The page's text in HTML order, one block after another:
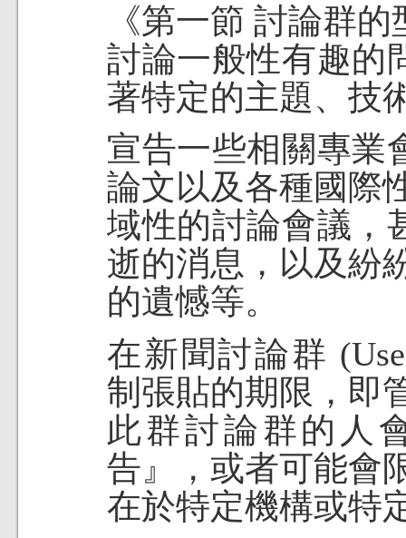
《第一節 討論群
討論一般性有趣的
著特定的主題、技
宣告一些相關專業
論文以及各種國際
域性的討論會議，
逝的消息，以及紛
的遺憾等。
在新聞討論群
制張貼的期限，即
此群討論群的人
告』，或者可能會
在於特定機構或特